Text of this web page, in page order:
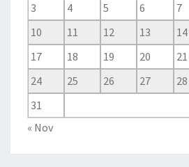
3
4 5 6 7
10
11 12 13 14
17
18 19 20 21
24
25 26 27 28
31
« Nov